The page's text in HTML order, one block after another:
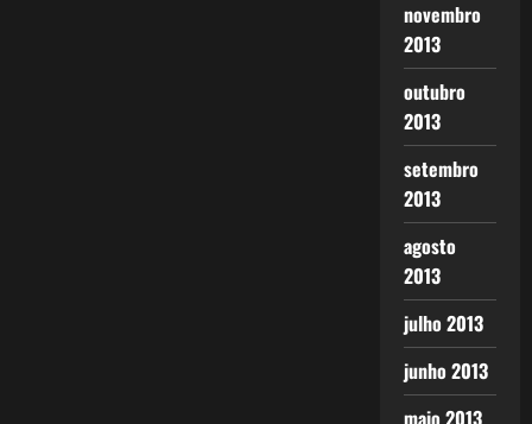
novembro
2013
outubro
2013
setembro
2013
agosto
2013
julho 2013
junho 2013
maio 2013